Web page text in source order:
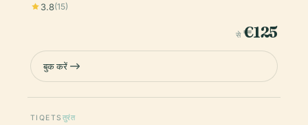
3.8(15)
से €125
बुक करें
TIQETS तुरंत